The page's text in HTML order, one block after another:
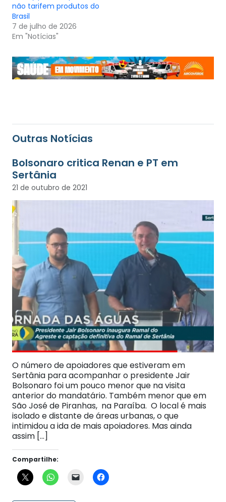
não tarifem produtos do
Brasil
7 de julho de 2026
Em "Notícias"
Outras Notícias
Bolsonaro critica Renan e PT em
Sertânia
21 de outubro de 2021
O número de apoiadores que estiveram em
Sertânia para acompanhar o presidente Jair
Bolsonaro foi um pouco menor que na visita
anterior do mandatário. Também menor que em
São José de Piranhas, na Paraíba. O local é mais
isolado e distante de áreas urbanas, o que
intimidou a ida de mais apoiadores. Mas ainda
assim […]
Compartilhe: